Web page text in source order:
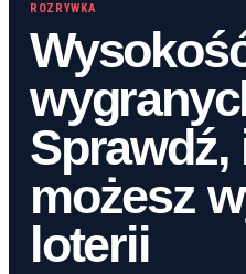
ROZRYWKA
Sprawdź,
możesz
loterii